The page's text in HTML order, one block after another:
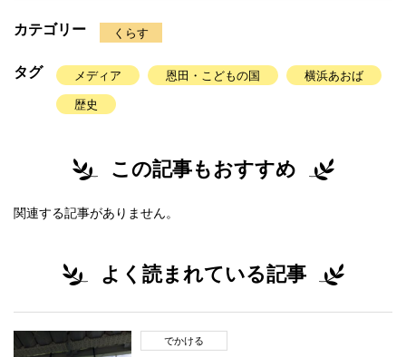
カテゴリー くらす
タグ メディア 恩田・こどもの国 横浜あおば
歴史
この記事もおすすめ
関連する記事がありません。
よく読まれている記事
でかける